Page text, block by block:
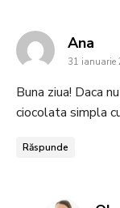
Ana
31 ianuarie
Buna ziua! Daca
ciocolata simpla
Răspunde